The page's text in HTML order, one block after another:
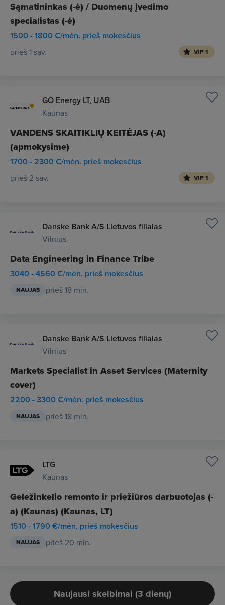
Sąmatininkas (-ė) / Duomenų įvedimo
specialistas (-ė)
1500 - 1800 €/mėn. prieš mokesčius
prieš 1 sav. VIP 1
GO Energy LT, UAB
Kaunas
VANDENS SKAITIKLIŲ KEITĖJAS (-A)
(apmokysime)
1700 - 2300 €/mėn. prieš mokesčius
prieš 2 sav. VIP 1
Danske Bank A/S Lietuvos filialas
Vilnius
Data Engineering in Finance Tribe
3040 - 4560 €/mėn. prieš mokesčius
NAUJAS prieš 18 min.
Danske Bank A/S Lietuvos filialas
Vilnius
Markets Specialist in Asset Services (Maternity
cover)
2200 - 3300 €/mėn. prieš mokesčius
NAUJAS prieš 18 min.
LTG
Kaunas
Geležinkelio remonto ir priežiūros darbuotojas (-
a) (Kaunas) (Kaunas, LT)
1510 - 1790 €/mėn. prieš mokesčius
NAUJAS prieš 20 min.
Naujausi skelbimai (3 dienų)